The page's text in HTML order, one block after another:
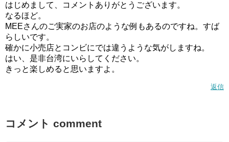
はじめまして、コメントありがとうございます。
なるほど。
MEEさんのご実家のお店のような例もあるのですね。すば
らしいです。
確かに小売店とコンビにでは違うような気がしますね。
はい、是非台湾にいらしてください。
きっと楽しめると思いますよ。
返信
コメント comment